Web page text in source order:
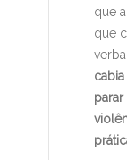
que
que